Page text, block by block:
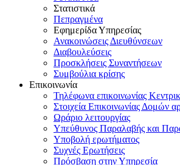
Στατιστικά
Πεπραγμένα
Εφημερίδα Υπηρεσίας
Ανακοινώσεις Διευθύνσεων
Διαβουλεύσεις
Προσκλήσεις Συναντήσεων
Συμβούλια κρίσης
Επικοινωνία
Τηλέφωνα επικοινωνίας
Στοιχεία Επικοινωνίας Δομών
Ωράριο λειτουργίας
Υπεύθυνος Παραλαβής και
Υποβολή ερωτήματος
Συχνές Ερωτήσεις
Πρόσβαση στην Υπηρεσία